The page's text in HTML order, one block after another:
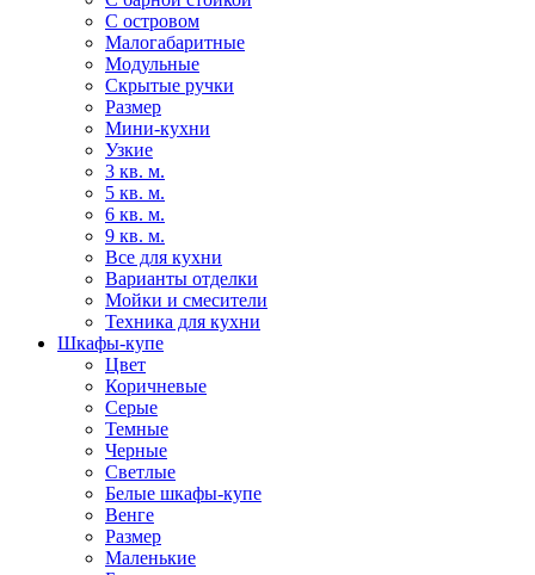
С островом
Малогабаритные
Модульные
Скрытые ручки
Размер
Мини-кухни
Узкие
3 кв. м.
5 кв. м.
6 кв. м.
9 кв. м.
Все для кухни
Варианты отделки
Мойки и смесители
Техника для кухни
Шкафы-купе
Цвет
Коричневые
Серые
Темные
Черные
Светлые
Белые шкафы-купе
Венге
Размер
Маленькие